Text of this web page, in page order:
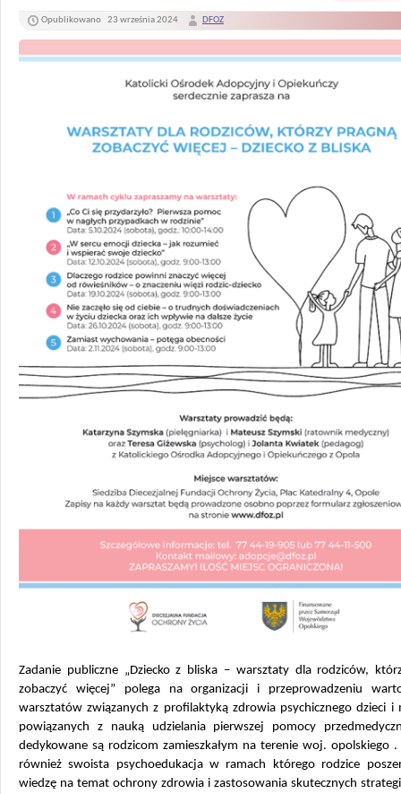
Opublikowano 23 września 2024 DFOZ
Zadanie publiczne „Dziecko z bliska – warsztaty dla rodziców,
zobaczyć więcej” polega na organizacji i przeprowadzeniu
warsztatów związanych z profilaktyką zdrowia psychicznego dzieci i
powiązanych z nauką udzielania pierwszej pomocy
dedykowane są rodzicom zamieszkałym na terenie woj. opolskiego .
również swoista psychoedukacja w ramach którego rodzice
wiedzę na temat ochrony zdrowia i zastosowania skutecznych